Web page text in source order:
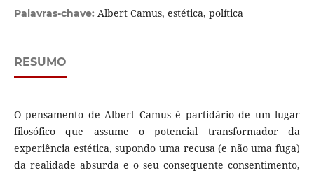
Palavras-chave: Albert Camus, estética, política
RESUMO
O pensamento de Albert Camus é partidário de um lugar
filosófico que assume o potencial transformador da
experiência estética, supondo uma recusa (e não uma fuga)
da realidade absurda e o seu consequente consentimento,